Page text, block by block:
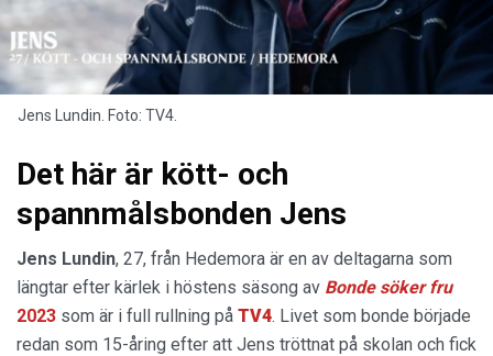
Jens Lundin. Foto: TV4.
Det här är kött- och
spannmålsbonden Jens
Jens Lundin, 27, från Hedemora är en av deltagarna som
längtar efter kärlek i höstens säsong av Bonde söker fru
2023 som är i full rullning på TV4. Livet som bonde började
redan som 15-åring efter att Jens tröttnat på skolan och fick